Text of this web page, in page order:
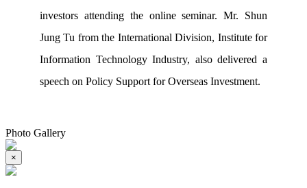
investors attending the online seminar. Mr. Shun
Jung Tu from the International Division, Institute for
Information Technology Industry, also delivered a
speech on Policy Support for Overseas Investment.
Photo Gallery
×